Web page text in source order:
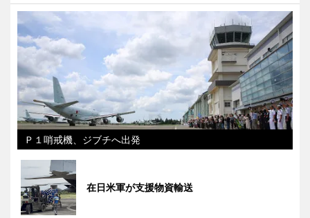
Ｐ１哨戒機、ジブチへ出発
在日米軍が支援物資輸送